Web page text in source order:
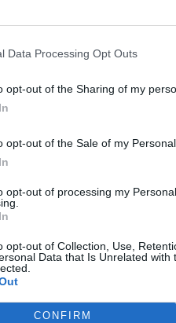
Data Processing Opt Outs
opt-out of the Sharing of my
opt-out of the Sale of my Personal
opt-out of processing my
opt-out of Collection, Use,
Data that Is Unrelated with
CONFIRM
odbywa się co
Twoją podróż.